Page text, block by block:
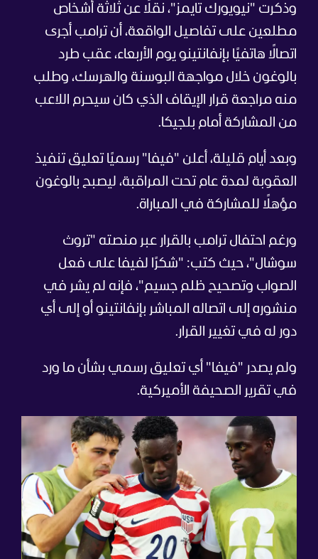
وذكرت "نيويورك تايمز"، نقلًا عن ثلاثة أشخاص
مطلعين على تفاصيل الواقعة، أن ترامب أجرى
اتصالًا هاتفيًا بإنفانتينو يوم الأربعاء، عقب طرد
بالوغون خلال مواجهة البوسنة والهرسك، وطلب
منه مراجعة قرار الإيقاف الذي كان سيحرم اللاعب
من المشاركة أمام بلجيكا.
وبعد أيام قليلة، أعلن "فيفا" رسميًا تعليق تنفيذ
العقوبة لمدة عام تحت المراقبة، ليصبح بالوغون
مؤهلًا للمشاركة في المباراة.
ورغم احتفال ترامب بالقرار عبر منصته "تروث
سوشال"، حيث كتب: "شكرًا لفيفا على فعل
الصواب وتصحيح ظلم جسيم"، فإنه لم يشر في
منشوره إلى اتصاله المباشر بإنفانتينو أو إلى أي
دور له في تغيير القرار.
ولم يصدر "فيفا" أي تعليق رسمي بشأن ما ورد
في تقرير الصحيفة الأميركية.